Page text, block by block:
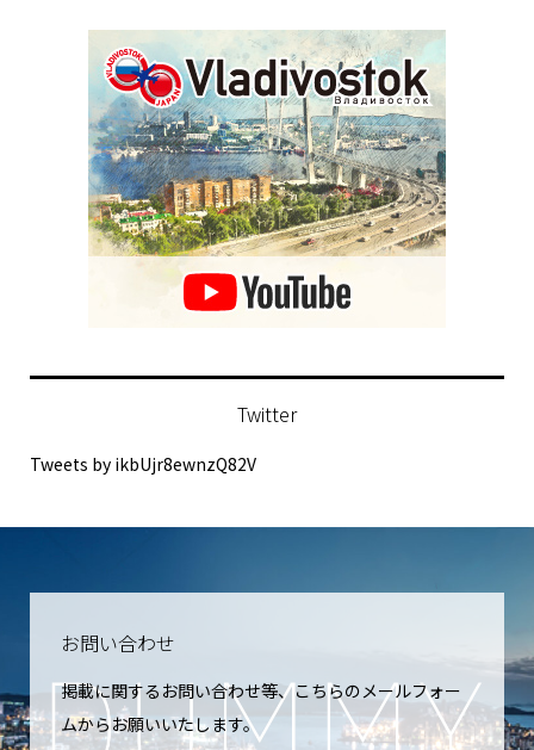
Twitter
Tweets by ikbUjr8ewnzQ82V
お問い合わせ
掲載に関するお問い合わせ等、こちらのメールフォー
ムからお願いいたします。